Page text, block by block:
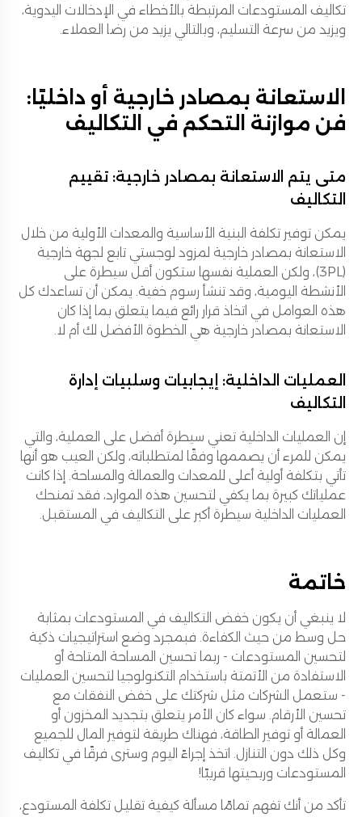
تكاليف المستودعات المرتبطة بالأخطاء في الإدخالات اليدوية،
ويزيد من سرعة التسليم، وبالتالي يزيد من رضا العملاء.
الاستعانة بمصادر خارجية أو داخليًا:
فن موازنة التحكم في التكاليف
متى يتم الاستعانة بمصادر خارجية: تقييم
التكاليف
يمكن توفير تكلفة البنية الأساسية والمعدات الأولية من خلال
الاستعانة بمصادر خارجية لمزود لوجستي تابع لجهة خارجية
(3PL)، ولكن العملية نفسها ستكون أقل سيطرة على
الأنشطة اليومية، وقد تنشأ رسوم خفية. يمكن أن تساعدك كل
هذه العوامل في اتخاذ قرار رائع فيما يتعلق بما إذا كان
الاستعانة بمصادر خارجية هي الخطوة الأفضل لك أم لا.
العمليات الداخلية: إيجابيات وسلبيات إدارة
التكاليف
إن العمليات الداخلية تعني سيطرة أفضل على العملية، والتي
يمكن للمرء أن يصممها وفقًا لمتطلباته، ولكن العيب هو أنها
تأتي بتكلفة أولية أعلى للمعدات والعمالة والمساحة. إذا كانت
عملياتك كبيرة بما يكفي لتحسين هذه الموارد، فقد تمنحك
العمليات الداخلية سيطرة أكبر على التكاليف في المستقبل.
خاتمة
لا ينبغي أن يكون خفض التكاليف في المستودعات بمثابة
حل وسط من حيث الكفاءة. فبمجرد وضع استراتيجيات ذكية
لتحسين المستودعات - ربما تحسين المساحة المتاحة أو
الاستفادة من الأتمتة باستخدام التكنولوجيا لتحسين العمليات
- ستعمل الشركات مثل شركتك على خفض النفقات مع
تحسين الأرقام. سواء كان الأمر يتعلق بتجديد المخزون أو
العمالة أو توفير الطاقة، فهناك طريقة لتوفير المال للجميع
وكل ذلك دون التنازل. اتخذ إجراءً اليوم وسترى فرقًا في تكاليف
المستودعات وربحيتها قريبًا!
تأكد من أنك تفهم تمامًا مسألة كيفية تقليل تكلفة المستودع،